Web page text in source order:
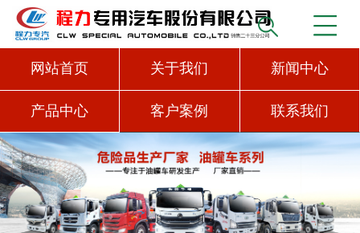
网站首页 关于我们 新闻中心
产品中心 客户案例 联系我们